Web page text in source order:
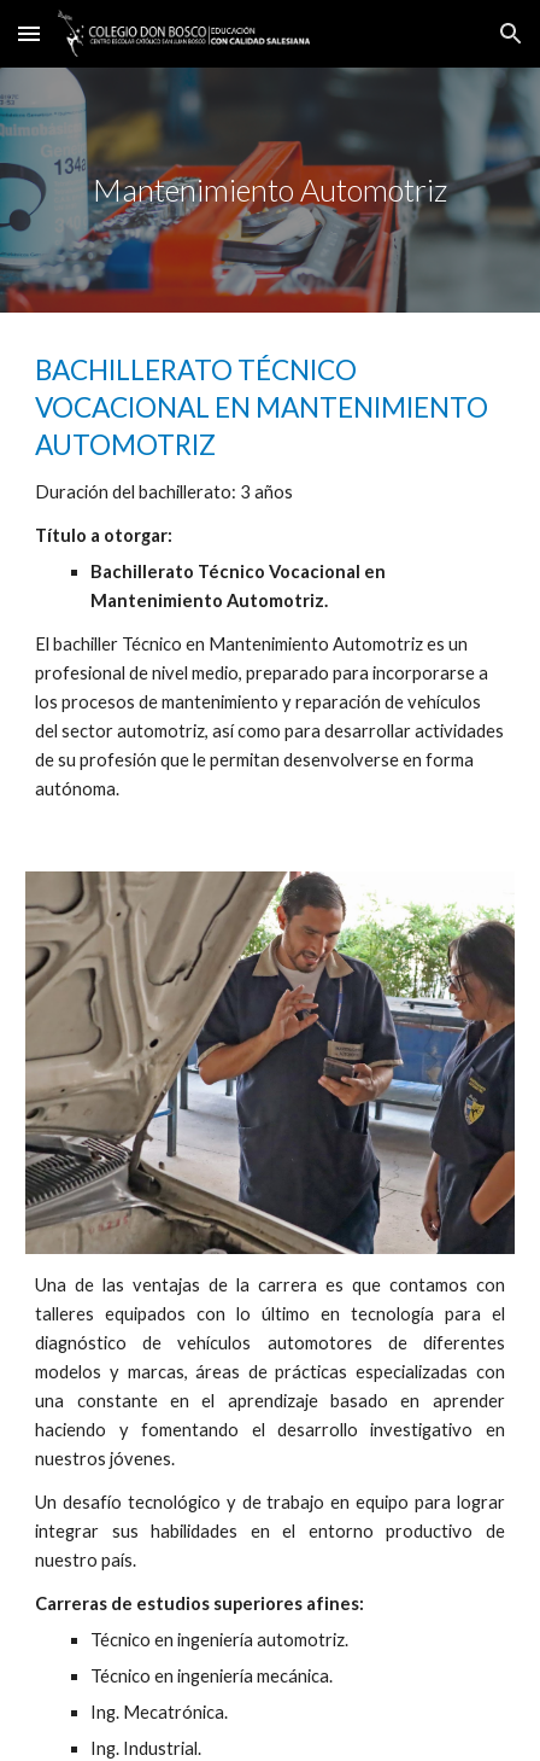
Skip to main content Skip to navigation
Mantenimiento Automotriz
BACHILLERATO TÉCNICO
VOCACIONAL EN MANTENIMIENTO
AUTOMOTRIZ
Duración del bachillerato: 3 años
Título a otorgar:
Bachillerato Técnico Vocacional en
Mantenimiento Automotriz.
El bachiller Técnico en Mantenimiento Automotriz es un
profesional de nivel medio, preparado para incorporarse a
los procesos de mantenimiento y reparación de vehículos
del sector automotriz, así como para desarrollar actividades
de su profesión que le permitan desenvolverse en forma
autónoma.
Una de las ventajas de la carrera es que contamos con
talleres equipados con lo último en tecnología para el
diagnóstico de vehículos automotores de diferentes
modelos y marcas, áreas de prácticas especializadas con
una constante en el aprendizaje basado en aprender
haciendo y fomentando el desarrollo investigativo en
nuestros jóvenes.
Un desafío tecnológico y de trabajo en equipo para lograr
integrar sus habilidades en el entorno productivo de
nuestro país.
Carreras de estudios superiores afines:​
Técnico en ingeniería automotriz.
Técnico en ingeniería mecánica.
Ing. Mecatrónica.
Ing. Industrial.